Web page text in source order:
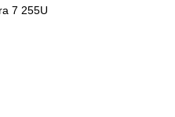
встановлення
7 255U